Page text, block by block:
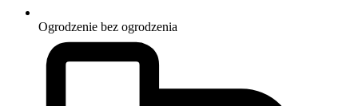
Ogrodzenie bez ogrodzenia